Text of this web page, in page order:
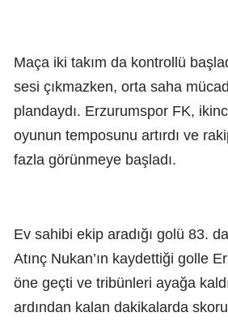
Maça iki takım da kontrollü
sesi çıkmazken, orta saha
plandaydı. Erzurumspor FK,
oyunun temposunu artırdı ve
fazla görünmeye başladı.
Ev sahibi ekip aradığı golü 83.
Atınç Nukan’ın kaydettiği golle
öne geçti ve tribünleri ayağa
ardından kalan dakikalarda